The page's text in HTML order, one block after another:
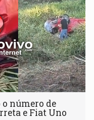
o número de
e Fiat Uno